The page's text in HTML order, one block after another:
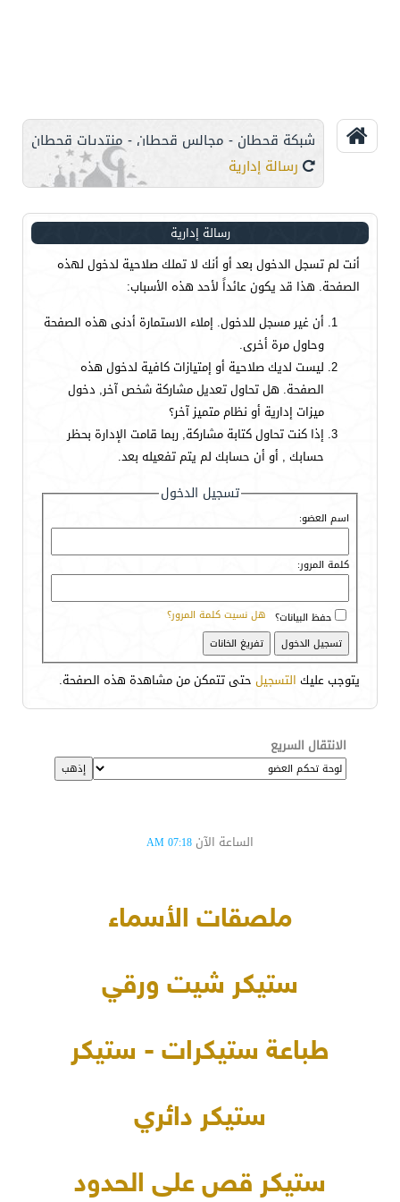
شبكة قحطان - مجالس قحطان - منتديات قحطان
رسالة إدارية
رسالة إدارية
أنت لم تسجل الدخول بعد أو أنك لا تملك صلاحية لدخول لهذه
الصفحة. هذا قد يكون عائداً لأحد هذه الأسباب:
أن غير مسجل للدخول. إملاء الاستمارة أدنى هذه الصفحة
وحاول مرة أخرى.
ليست لديك صلاحية أو إمتيازات كافية لدخول هذه
الصفحة. هل تحاول تعديل مشاركة شخص آخر, دخول
ميزات إدارية أو نظام متميز آخر؟
إذا كنت تحاول كتابة مشاركة, ربما قامت الإدارة بحظر
حسابك , أو أن حسابك لم يتم تفعيله بعد.
تسجيل الدخول
اسم العضو:
كلمة المرور:
هل نسيت كلمة المرور؟ حفظ البيانات؟
يتوجب عليك التسجيل حتى تتمكن من مشاهدة هذه الصفحة.
الانتقال السريع
الساعة الآن 07:18 AM
ملصقات الأسماء
ستيكر شيت ورقي
طباعة ستيكرات - ستيكر
ستيكر دائري
ستيكر قص على الحدود